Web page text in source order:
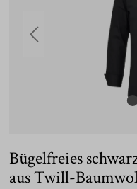
Bügelfreies
aus Twill-